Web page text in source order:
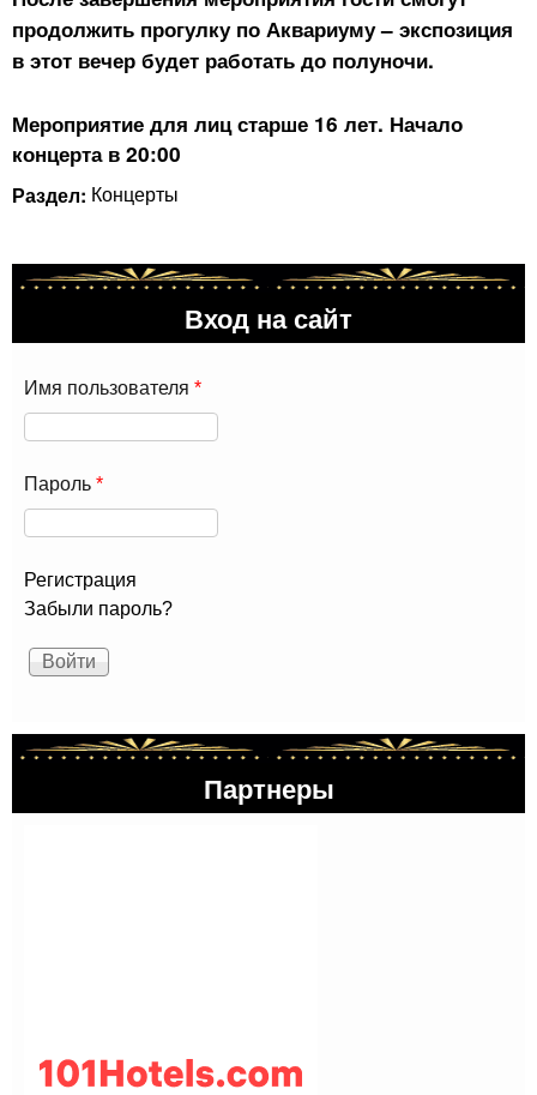
продолжить прогулку по Аквариуму – экспозиция
в этот вечер будет работать до полуночи.
Мероприятие для лиц старше 16 лет. Начало
концерта в 20:00
Раздел: Концерты
Вход на сайт
Имя пользователя *
Пароль *
Регистрация
Забыли пароль?
Партнеры